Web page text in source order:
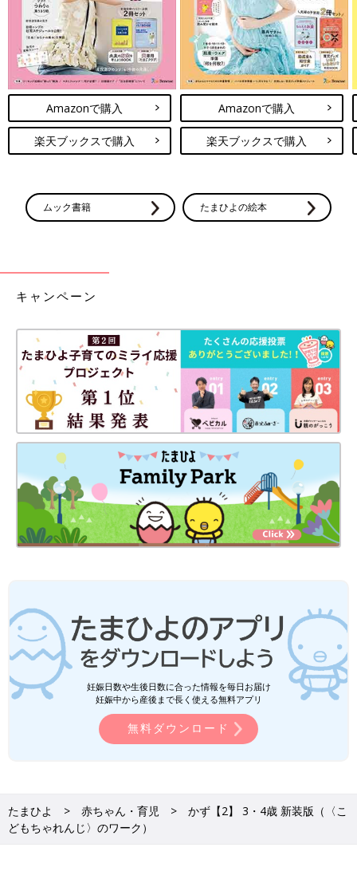
Amazonで購入
楽天ブックスで購入
Amazonで購入
楽天ブックスで購入
ムック書籍 たまひよの絵本
キャンペーン
妊娠日数や生後日数に合った情報を毎日お届け
妊娠中から産後まで長く使える無料アプリ
無料ダウンロード
たまひよ 赤ちゃん・育児
かず【2】 3・4歳 新装版（〈こ
どもちゃれんじ〉のワーク）